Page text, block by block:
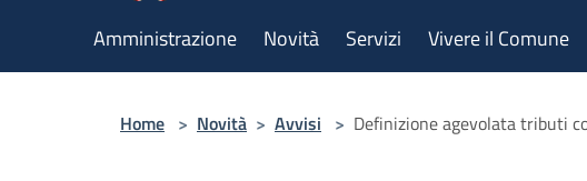
Amministrazione Novità Servizi Vivere il Comune
Home > Novità > Avvisi > Definizione agevolata tributi